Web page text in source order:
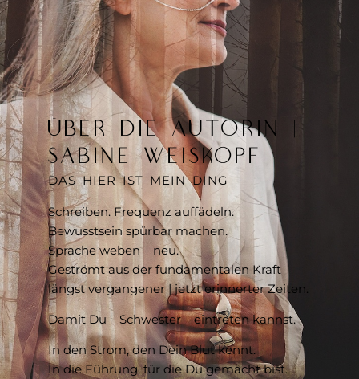
ÜBER DIE AUTORIN |
SABINE WEISKOPF
DAS HIER IST MEIN DING
Schreiben. Frequenz auffädeln.
Bewusstsein spürbar machen.
Sprache weben _ neu.
Geströmt aus der fundamentalen Kraft
längst vergangener | jetzt erinnerter Zeiten.
Damit Du _ Schwester _ eintreten kannst.
In den Strom, den Dein Blut kennt.
In die Führung, für die Du gemacht bist.